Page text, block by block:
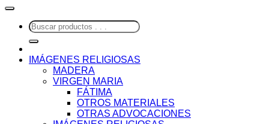
Buscar
por:
IMÁGENES RELIGIOSAS
MADERA
VIRGEN MARIA
FÁTIMA
OTROS MATERIALES
OTRAS ADVOCACIONES